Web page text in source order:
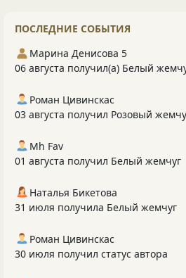
ПОСЛЕДНИЕ СОБЫТИЯ
Марина Денисова 5
06 августа получил(а) Белый
Роман Цивинскас
03 августа получил Розовый
Mh Fav
01 августа получил Белый жемчуг
Наталья Бикетова
31 июля получила Белый жемчуг
Роман Цивинскас
30 июля получил статус автора